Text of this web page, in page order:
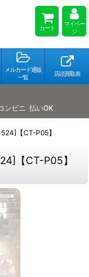
カート
マイペー
ジ
メルカード通販
一覧
店頭買取表
ンビニ 払いOK
【CT-P05】
【CT-P05】